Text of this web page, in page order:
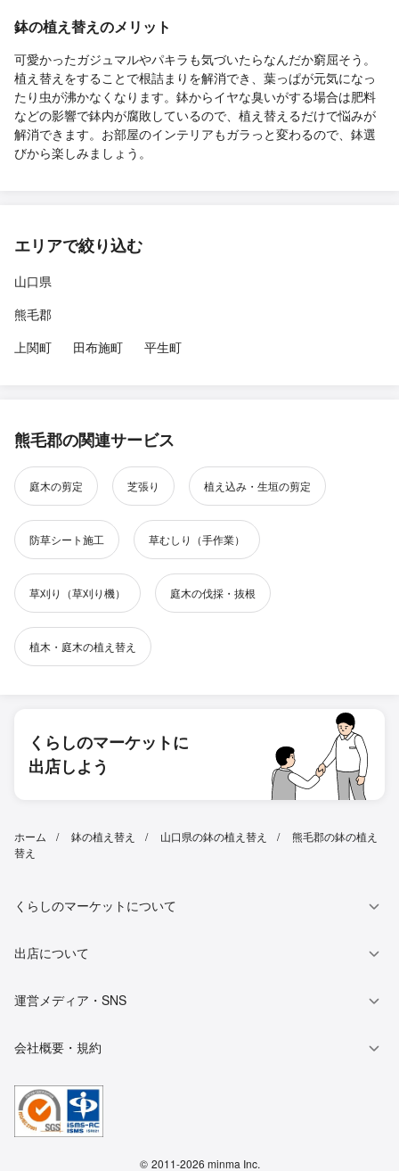
鉢の植え替えのメリット
可愛かったガジュマルやパキラも気づいたらなんだか窮屈そう。
植え替えをすることで根詰まりを解消でき、葉っぱが元気になっ
たり虫が沸かなくなります。鉢からイヤな臭いがする場合は肥料
などの影響で鉢内が腐敗しているので、植え替えるだけで悩みが
解消できます。お部屋のインテリアもガラっと変わるので、鉢選
びから楽しみましょう。
エリアで絞り込む
山口県
熊毛郡
上関町
田布施町 平生町
熊毛郡の関連サービス
庭木の剪定 芝張り 植え込み・生垣の剪定
防草シート施工 草むしり（手作業）
草刈り（草刈り機） 庭木の伐採・抜根
植木・庭木の植え替え
くらしのマーケットに
出店しよう
ホーム 鉢の植え替え 山口県の鉢の植え替え
熊毛郡の鉢の植え
替え
くらしのマーケットについて
出店について
運営メディア・SNS
会社概要・規約
© 2011-2026 minma Inc.